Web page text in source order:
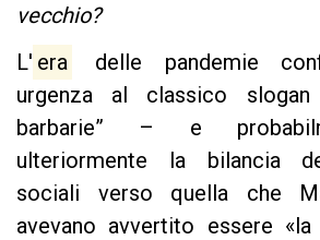
vecchio?
L' era delle pandemie
urgenza al classico
barbarie” – e
ulteriormente la bilancia
sociali verso quella che
avevano avvertito essere